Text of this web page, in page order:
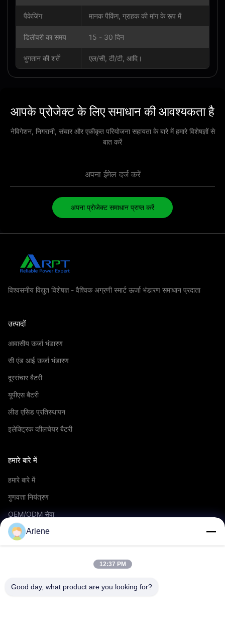
पैकेजिंग मानक पैकिंग, ग्राहक की मांग के रूप में
डिलीवरी का समय 15 - 30 दिन
भुगतान की शर्तें एल/सी, टी/टी, आदि।
आपके प्रोजेक्ट के लिए समाधान की आवश्यकता है
नेविगेशन, निगरानी, ​​संचार और एकीकृत परियोजना सहायता के बारे में हमारे विशेषज्ञों से
बात करें
अपना प्रोजेक्ट समाधान प्राप्त करें
विश्वसनीय विद्युत विशेषज्ञ - वैश्विक अग्रणी स्मार्ट ऊर्जा भंडारण समाधान प्रदाता
उत्पादों
आवासीय ऊर्जा भंडारण
सी एंड आई ऊर्जा भंडारण
दूरसंचार बैटरी
यूपीएस बैटरी
लीड एसिड प्रतिस्थापन
इलेक्ट्रिक व्हीलचेयर बैटरी
हमारे बारे में
हमारे बारे में
गुणवत्ता नियंत्रण
OEM/ODM सेवा
घटनाएँ एवं समाचार
Arlene
12:37 PM
Good day, what product are you looking for?